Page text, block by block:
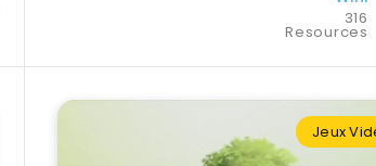
316
Resources
Jeux